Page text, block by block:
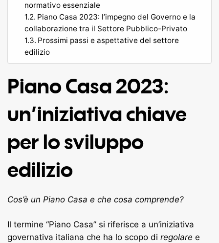
normativo essenziale
Piano Casa 2023: l’impegno del Governo e la
collaborazione tra il Settore Pubblico-Privato
Prossimi passi e aspettative del settore
edilizio
Piano Casa 2023:
un’iniziativa chiave
per lo sviluppo
edilizio
Cos’è un Piano Casa e che cosa comprende?
Il termine “Piano Casa” si riferisce a un’iniziativa
governativa italiana che ha lo scopo di regolare e